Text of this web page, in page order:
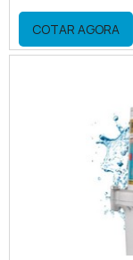
de
doctor
doctor blade
vedação;
COTAR AGORA